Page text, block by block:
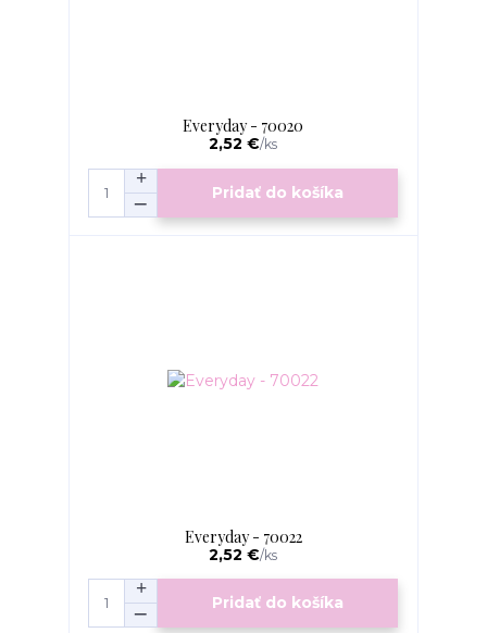
Everyday - 70020
2,52 €/ks
Pridať do košíka
Everyday - 70022
2,52 €/ks
Pridať do košíka